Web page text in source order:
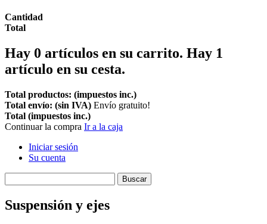
Cantidad
Total
Hay 0 artículos en su carrito. Hay 1
artículo en su cesta.
Total productos: (impuestos inc.)
Total envío: (sin IVA) Envío gratuito!
Total (impuestos inc.)
Continuar la compra Ir a la caja
Iniciar sesión
Su cuenta
Buscar
Suspensión y ejes